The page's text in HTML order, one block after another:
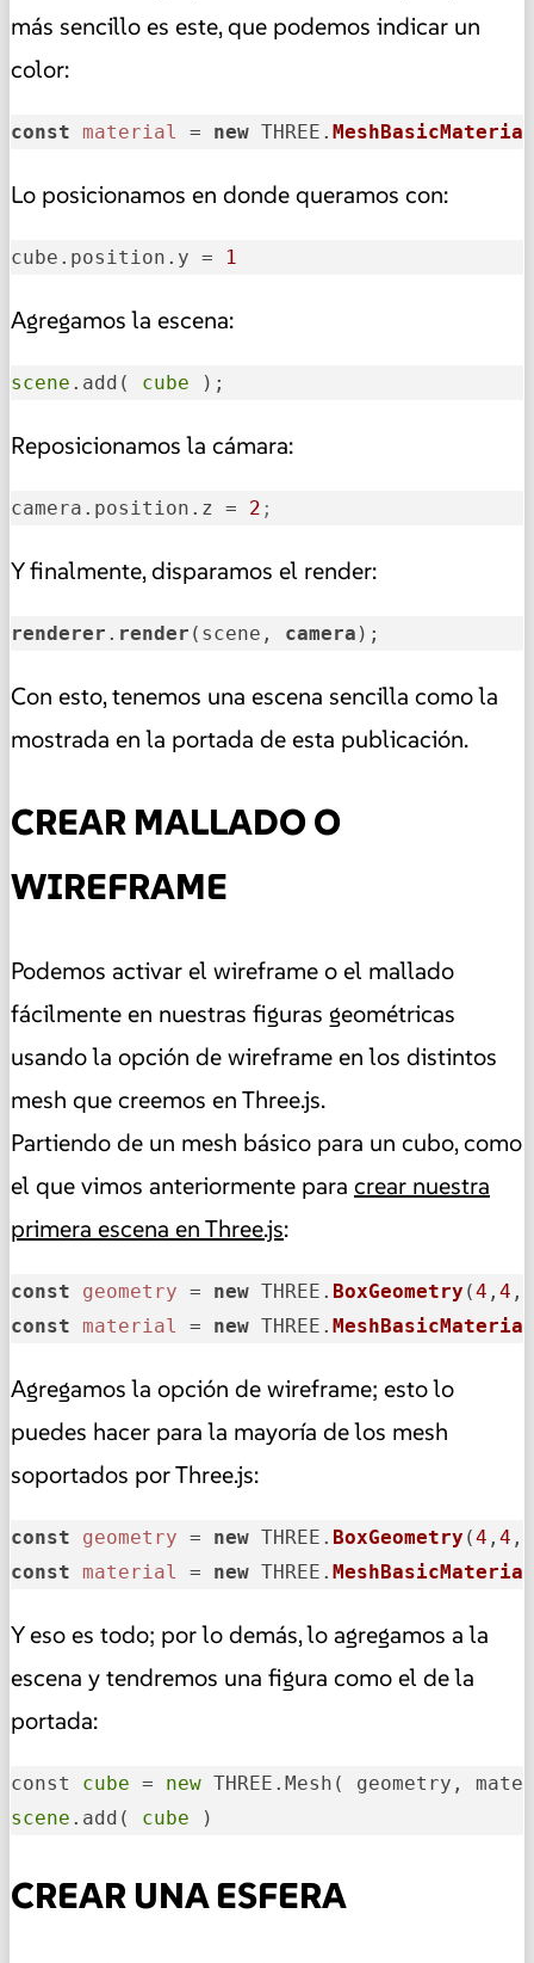
más sencillo es este, que podemos indicar un
color:
const material = new THREE. MeshBasicMaterial
Lo posicionamos en donde queramos con:
cube.position.y = 1
Agregamos la escena:
scene .add( cube );
Reposicionamos la cámara:
camera.position.z = 2 ;
Y finalmente, disparamos el render:
renderer . render (scene, camera );
Con esto, tenemos una escena sencilla como la
mostrada en la portada de esta publicación.
CREAR MALLADO O
WIREFRAME
Podemos activar el wireframe o el mallado
fácilmente en nuestras figuras geométricas
usando la opción de wireframe en los distintos
mesh que creemos en Three.js.
Partiendo de un mesh básico para un cubo, como
el que vimos anteriormente para crear nuestra
primera escena en Three.js:
const geometry = new THREE. BoxGeometry (4 , 4 ,
const
material = new THREE. MeshBasicMaterial
Agregamos la opción de wireframe; esto lo
puedes hacer para la mayoría de los mesh
soportados por Three.js:
const geometry = new THREE. BoxGeometry (4 , 4 ,
const
material = new THREE. MeshBasicMaterial
Y eso es todo; por lo demás, lo agregamos a la
escena y tendremos una figura como el de la
portada:
const cube = new
scene .add( cube )
CREAR UNA ESFERA